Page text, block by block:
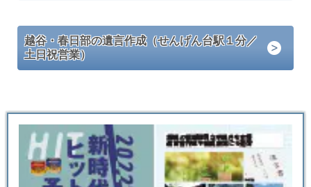
越谷・春日部の遺言作成（せんげん台駅１分／
土日祝営業）